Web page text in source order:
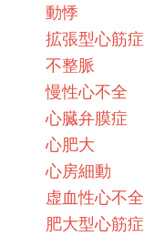
動悸
拡張型心筋症
不整脈
慢性心不全
心臓弁膜症
心肥大
心房細動
虚血性心不全
肥大型心筋症